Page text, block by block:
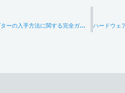
イギリスへの輸入をお考えですか？BS 8546トラベルアダプターの入手方法に関する完全ガイド